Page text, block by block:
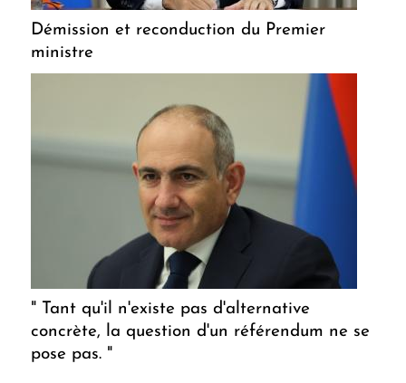
Démission et reconduction du Premier
ministre
" Tant qu'il n'existe pas d'alternative
concrète, la question d'un référendum ne se
pose pas. "